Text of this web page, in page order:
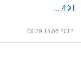
... 4
09:39 18.06.2012